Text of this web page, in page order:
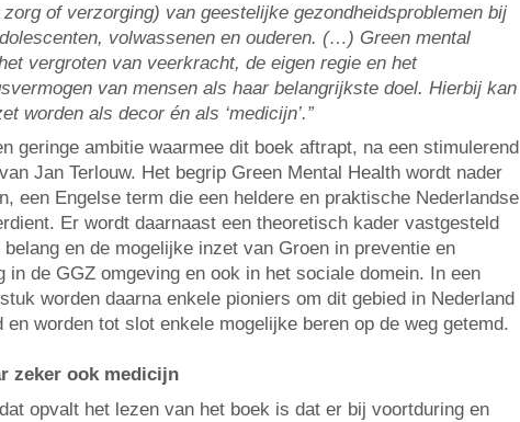
of verzorging) van geestelijke gezondheidsproblemen bij
volwassenen en ouderen. (…) Green mental
vergroten van veerkracht, de eigen regie en het
van mensen als haar belangrijkste doel. Hierbij kan
worden als decor én als ‘medicijn’.”
geringe ambitie waarmee dit boek aftrapt, na een stimulerend
Jan Terlouw. Het begrip Green Mental Health wordt nader
een Engelse term die een heldere en praktische Nederlandse
Er wordt daarnaast een theoretisch kader vastgesteld
belang en de mogelijke inzet van Groen in preventie en
in de GGZ omgeving en ook in het sociale domein. In een
worden daarna enkele pioniers om dit gebied in Nederland
en worden tot slot enkele mogelijke beren op de weg getemd.
zeker ook medicijn
opvalt het lezen van het boek is dat er bij voortduring en